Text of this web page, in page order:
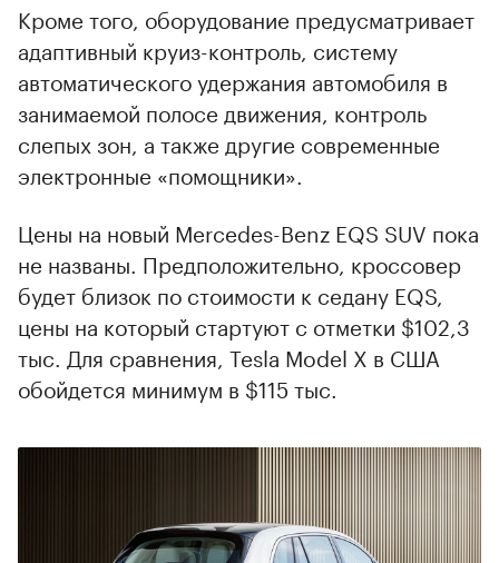
Кроме того, оборудование предусматривает
адаптивный круиз-контроль, систему
автоматического удержания автомобиля в
занимаемой полосе движения, контроль
слепых зон, а также другие современные
электронные «помощники».
Цены на новый Mercedes-Benz EQS SUV пока
не названы. Предположительно, кроссовер
будет близок по стоимости к седану EQS,
цены на который стартуют с отметки $102,3
тыс. Для сравнения, Tesla Model X в США
обойдется минимум в $115 тыс.